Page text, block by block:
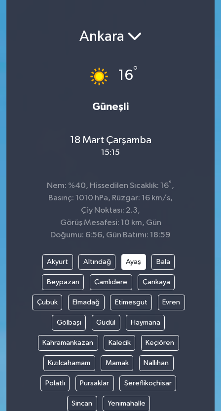
Ankara
16°
Güneşli
18 Mart Çarşamba
15:15
Nem: %40, Hissedilen Sıcaklık: 16° ,
Basınç: 1010 hPa, Rüzgar: 16 km/s,
Çiy Noktası: 2.3,
Görüş Mesafesi: 10 km, Gün
Doğumu: 6:56, Gün Batımı: 18:59
Akyurt Altındağ Ayaş Bala
Beypazarı Çamlıdere Çankaya
Çubuk Elmadağ Etimesgut Evren
Gölbaşı Güdül Haymana
Kahramankazan Kalecik Keçiören
Kızılcahamam Mamak Nallıhan
Polatlı Pursaklar Şereflikoçhisar
Sincan Yenimahalle